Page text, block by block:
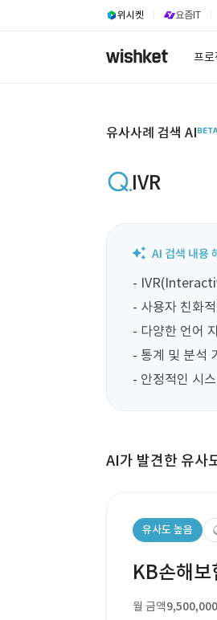
위시켓 요즘IT
프로
유사사례 검색 AI
IVR
-
- 사용자 친화
- 다양한 언어
- 통계 및 분석
- 안정적인 시
AI가 발견한 유사
유사도 높음
KB손해보
월 금액